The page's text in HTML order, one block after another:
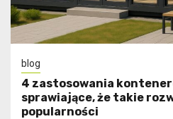
blog
4 zastosowania
sprawiające, że takie
popularności